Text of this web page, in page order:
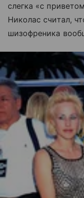
слегка «с
Николас считал,
шизофреника